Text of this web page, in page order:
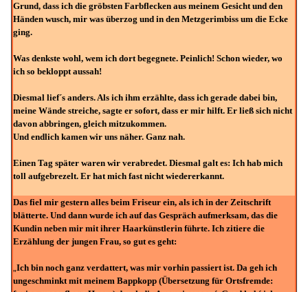
Grund, dass ich die gröbsten Farbflecken aus meinem Gesicht und den
Händen wusch, mir was überzog und in den Metzgerimbiss um die Ecke
ging.
Was denkste wohl, wem ich dort begegnete. Peinlich! Schon wieder, wo
ich so bekloppt aussah!
Diesmal lief´s anders. Als ich ihm erzählte, dass ich gerade dabei bin,
meine Wände streiche, sagte er sofort, dass er mir hilft. Er ließ sich nicht
davon abbringen, gleich mitzukommen.
Und endlich kamen wir uns näher. Ganz nah.
Einen Tag später waren wir verabredet. Diesmal galt es: Ich hab mich
toll aufgebrezelt. Er hat mich fast nicht wiedererkannt.
Das fiel mir gestern alles beim Friseur ein, als ich in der Zeitschrift
blätterte. Und dann wurde ich auf das Gespräch aufmerksam, das die
Kundin neben mir mit ihrer Haarkünstlerin führte. Ich zitiere die
Erzählung der jungen Frau, so gut es geht:
Ich bin noch ganz verdattert, was mir vorhin passiert ist. Da geh ich
ungeschminkt mit meinem Bappkopp (Übersetzung für Ortsfremde: